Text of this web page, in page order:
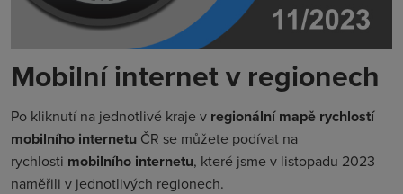
Mobilní internet v regionech
Po kliknutí na jednotlivé kraje v regionální mapě rychlostí
mobilního internetu ČR se můžete podívat na
rychlosti mobilního internetu, které jsme v listopadu 2023
naměřili v jednotlivých regionech.